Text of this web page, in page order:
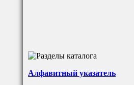
Алфавитный указатель